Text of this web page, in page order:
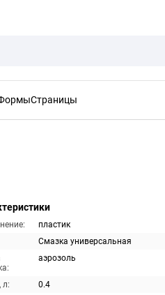
Страницы
пластик
Смазка универсальная
аэрозоль
л:
0.4